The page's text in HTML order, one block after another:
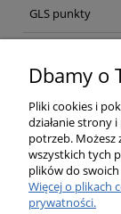
GLS punkty
Kurier GLS
Opinie o
Dbamy o
Pliki cookies i
działanie strony
potrzeb. Możesz
wszystkich tych
plików do
Więcej o plikach
prywatności.